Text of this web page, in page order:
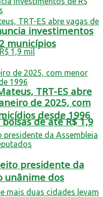
TRT-ES abre
de até R$ 1,9
investimentos
municípios
de 2025, com
desde 1996
presidente da
unânime dos